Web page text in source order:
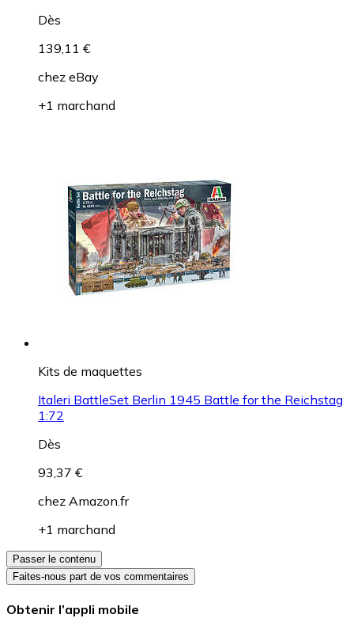
Dès
139,11 €
chez eBay
+1 marchand
Kits de maquettes
Italeri BattleSet Berlin 1945 Battle for the Reichstag
1:72
Dès
93,37 €
chez Amazon.fr
+1 marchand
Passer le contenu
Faites-nous part de vos commentaires
Obtenir l’appli mobile